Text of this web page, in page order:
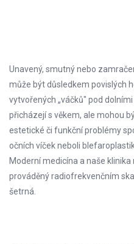
Unavený, smutný nebo
může být důsledkem povislých
vytvořených „váčků" pod
přicházejí s věkem, ale mohou
estetické či funkční problémy
očních víček neboli
Moderní medicína a naše
prováděný radiofrekvenčním
šetrná.